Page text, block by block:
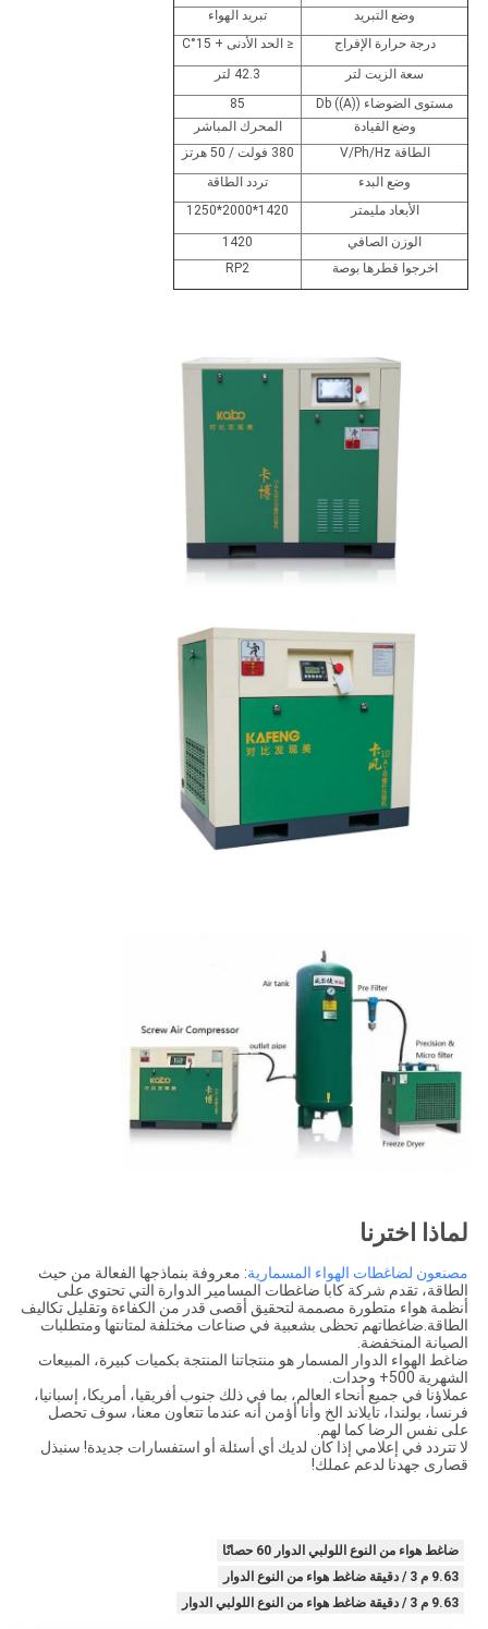
وضع التبريد
تبريد الهواء
درجة حرارة الإفراج
≤ الحد الأدنى + 15°C
سعة الزيت لتر
42.3 لتر
مستوى الضوضاء Db ((A))
85
وضع القيادة
المحرك المباشر
الطاقة V/Ph/Hz
380 فولت / 50 هرتز
وضع البدء
تردد الطاقة
الأبعاد مليمتر
1420*2000*1250
الوزن الصافي
1420
اخرجوا قطرها بوصة
RP2
لماذا اخترنا
مصنعون لضاغطات الهواء المسمارية: معروفة بنماذجها الفعالة من حيث
الطاقة، تقدم شركة كابا ضاغطات المسامير الدوارة التي تحتوي على
أنظمة هواء متطورة مصممة لتحقيق أقصى قدر من الكفاءة وتقليل تكاليف
الطاقة.ضاغطاتهم تحظى بشعبية في صناعات مختلفة لمتانتها ومتطلبات
الصيانة المنخفضة.
ضاغط الهواء الدوار المسمار هو منتجاتنا المنتجة بكميات كبيرة، المبيعات
الشهرية 500+ وحدات.
عملاؤنا في جميع أنحاء العالم، بما في ذلك جنوب أفريقيا، أمريكا، إسبانيا،
فرنسا، بولندا، تايلاند الخ وأنا أؤمن أنه عندما تتعاون معنا، سوف تحصل
على نفس الرضا كما لهم.
لا تتردد في إعلامي إذا كان لديك أي أسئلة أو استفسارات جديدة! سنبذل
قصارى جهدنا لدعم عملك!
ضاغط هواء من النوع اللولبي الدوار 60 حصانًا
9.63 م 3 / دقيقة ضاغط هواء من النوع الدوار
9.63 م 3 / دقيقة ضاغط هواء من النوع اللولبي الدوار